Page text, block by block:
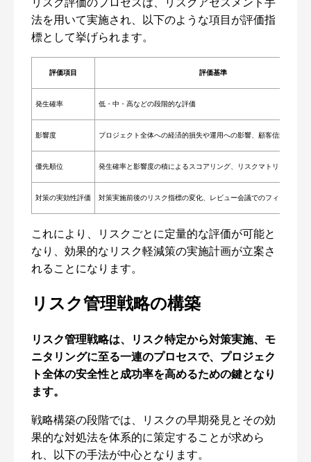
法を用いて実施され、以下のような項目が評価指
標として挙げられます。
評価項目 評価基準
発生確率 低・中・高などの段階的な評価
影響度 プロジェクト全体への経済的損失や運用への影響、顧客信頼への打
優先順位 発生確率と影響度の積によるスコアリング、リスクマトリックスの
対策の実効性評価 対策実施前後のリスク指標の変化、レビュー会議でのフィードバッ
これにより、リスクごとに定量的な評価が可能と
なり、効果的なリスク軽減策の実施計画が立案さ
れることになります。
リスク管理戦略の構築
リスク管理戦略は、リスク特定から対策実施、モ
ニタリングに至る一連のプロセスで、プロジェク
ト全体の安全性と成功率を高めるための鍵となり
ます。
戦略構築の段階では、リスクの早期発見とその効
果的な対処法を体系的に策定することが求めら
れ、以下の手法が中心となります。